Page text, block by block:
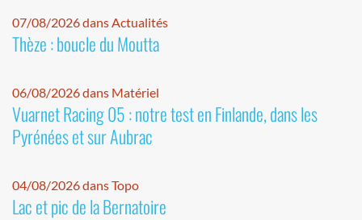
07/08/2026 dans Actualités
Thèze : boucle du Moutta
06/08/2026 dans Matériel
Vuarnet Racing 05 : notre test en Finlande, dans les
Pyrénées et sur Aubrac
04/08/2026 dans Topo
Lac et pic de la Bernatoire